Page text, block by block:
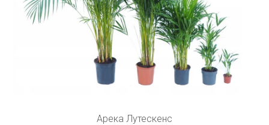
Арека Лутескенс